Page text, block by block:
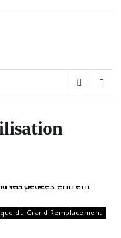
du Grand Remplacement